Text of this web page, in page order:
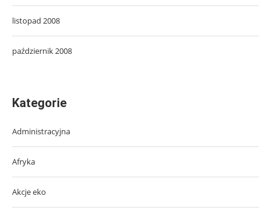
listopad 2008
październik 2008
Kategorie
Administracyjna
Afryka
Akcje eko